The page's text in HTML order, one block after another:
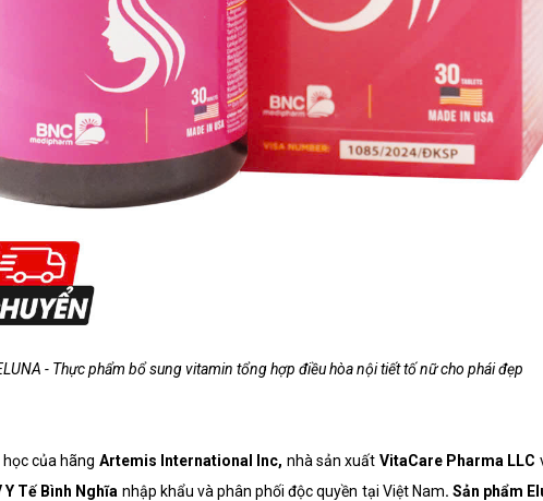
- Thực phẩm bổ sung vitamin tổng hợp điều hòa nội tiết tố nữ cho phái đẹp
của hãng Artemis International Inc, nhà sản xuất VitaCare Pharma LLC
Tế Bình Nghĩa nhập khẩu và phân phối độc quyền tại Việt Nam. Sản phẩm